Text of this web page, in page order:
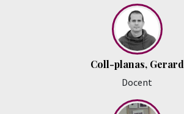
Coll-planas, Gerard
Docent